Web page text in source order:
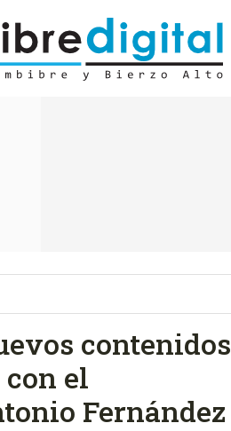
contenidos
el
Fernández